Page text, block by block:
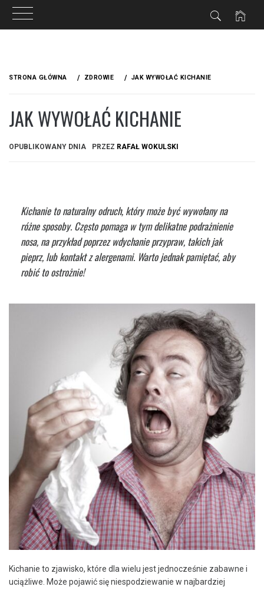
treściSTRONA GŁÓWNA ZDROWIE JAK WYWOŁAĆ KICHANIE
JAK WYWOŁAĆ KICHANIE
OPUBLIKOWANY DNIA PRZEZ RAFAŁ WOKULSKI
Kichanie to naturalny odruch, który może być wywołany na
różne sposoby. Często pomaga w tym delikatne podrażnienie
nosa, na przykład poprzez wdychanie przypraw, takich jak
pieprz, lub kontakt z alergenami. Warto jednak pamiętać, aby
robić to ostrożnie!
Kichanie​ to zjawisko,‌ które dla wielu​ jest ​jednocześnie zabawne i
uciążliwe. Może pojawić się⁤ niespodziewanie w najbardziej